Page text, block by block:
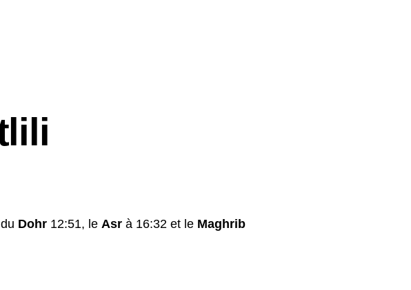
Dohr 12:51, le Asr à 16:32 et le Maghrib